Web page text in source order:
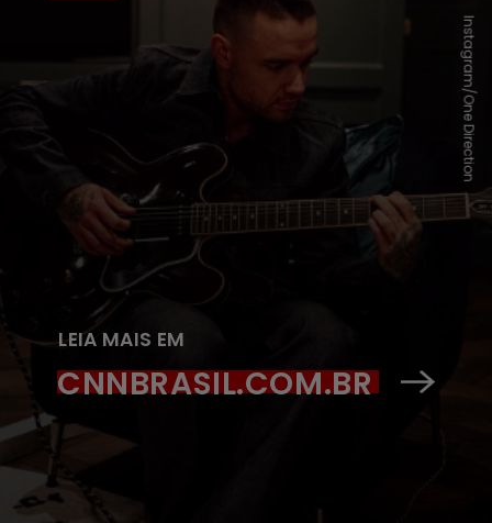
Instagram/One Direction
LEIA MAIS EM
CNNBRASIL.COM.BR